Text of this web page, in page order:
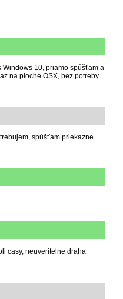
10, priamo spúšťam a
na ploche OSX, bez potreby
spúšťam priekazne
casy, neuveritelne draha